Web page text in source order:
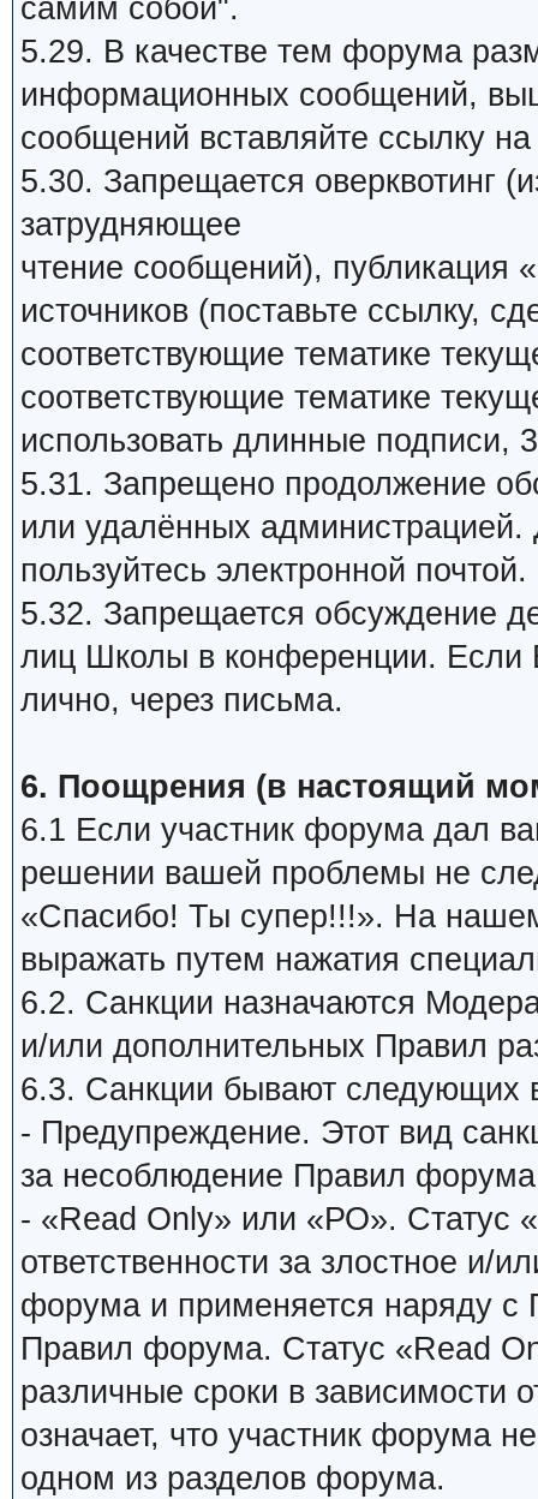
самим собой".
5.29. В качестве тем форума
информационных сообщений,
сообщений вставляйте ссылку
5.30. Запрещается оверквотинг
затрудняющее
чтение сообщений), публикация
источников (поставьте ссылку,
соответствующие тематике
соответствующие тематике
использовать длинные подписи,
5.31. Запрещено продолжение
или удалённых
пользуйтесь электронной почтой.
5.32. Запрещается обсуждение
лиц Школы в конференции. Если
лично, через письма.
6. Поощрения (в настоящий
6.1 Если участник форума дал
решении вашей проблемы не
«Спасибо! Ты супер!!!». На
выражать путем нажатия
6.2. Санкции назначаются
и/или дополнительных Правил
6.3. Санкции бывают следующих
- Предупреждение. Этот вид
за несоблюдение Правил
- «Read Only» или «РО». Статус
ответственности за злостное и/
форума и применяется наряду
Правил форума. Статус «Read
различные сроки в зависимости
означает, что участник форума
одном из разделов форума.